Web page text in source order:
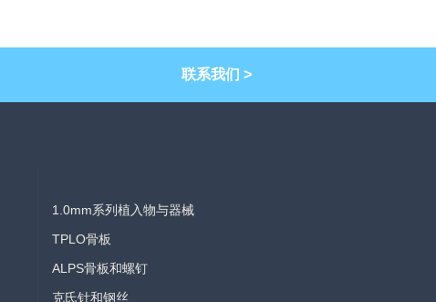
联系我们 >
1.0mm系列植入物与器械
TPLO骨板
ALPS骨板和螺钉
克氏针和钢丝